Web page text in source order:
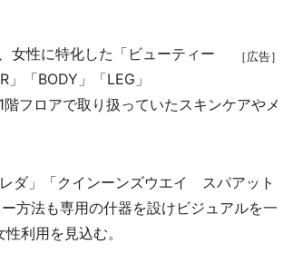
［広告］
女性に特化した「ビューティー
「BODY」「LEG」
フロアで取り扱っていたスキンケアやメ
ダ」「クインーンズウエイ スパアット
方法も専用の什器を設けビジュアルを一
利用を見込む。